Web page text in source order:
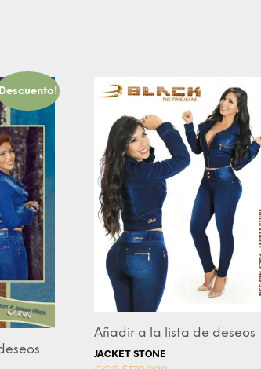
Descuento!
Añadir a la lista de deseos
JACKET STONE